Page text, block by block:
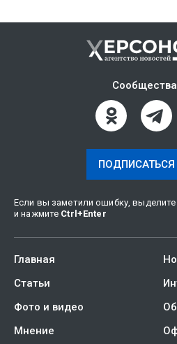
ПОДПИСАТЬСЯ
Если вы заметили ошибку,
и нажмите Ctrl +Enter
Главная
Статьи
Фото и видео
Мнение